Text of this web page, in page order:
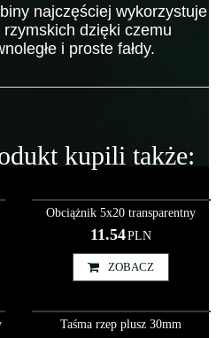
najczęściej wykorzystuje
dzięki czemu
i proste fałdy.
kupili także:
Obciążnik 5x20 transparentny
11.54PLN
ZOBACZ
Taśma rzep plusz 30mm